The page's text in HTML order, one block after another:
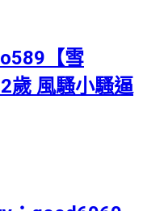
【雪
歲 風騷小騷逼